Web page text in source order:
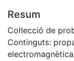
Resum
Col·lecció de
Continguts: